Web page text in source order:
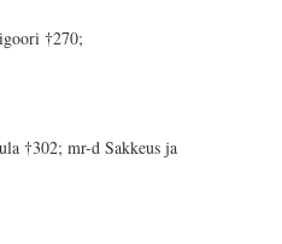
†270;
†302; mr-d Sakkeus ja